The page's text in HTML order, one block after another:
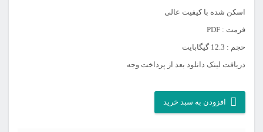
اسکن شده با کیفیت عالی
فرمت : PDF
حجم : 12.3 گیگابایت
دریافت لینک دانلود بعد از پرداخت وجه
آرشیو
روزنامه
افزودن به سبد خرید